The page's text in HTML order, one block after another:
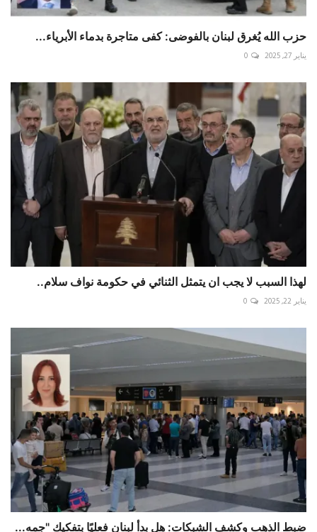
حزب الله يُغرق لبنان بالفوضى: كفى متاجرة بدماء الأبرياء...
يناير 27, 2025 0
لهذا السبب لا يجب ان يتمثل الثنائي في حكومة نواف سلام..
يناير 22, 2025 0
ضبط الذهب وكشف الشبكات: هل بدأ لبنان فعليًا بتفكيك "جمه...